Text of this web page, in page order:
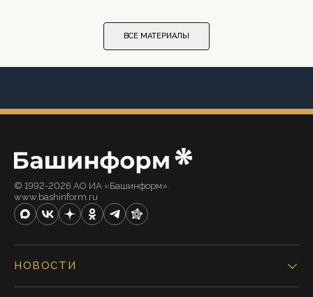
ВСЕ МАТЕРИАЛЫ
© 1992-2026 АО ИА «Башинформ».
www.bashinform.ru
НОВОСТИ